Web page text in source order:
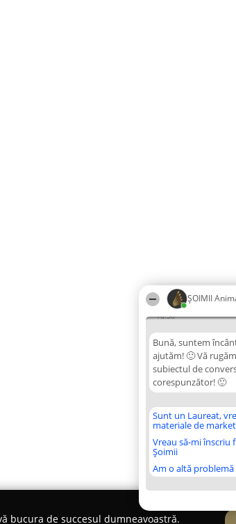
ŞOIMII
16:30
Bună, suntem
ajutăm! 🙂 Vă
subiectul de
corespunzător! 🙂
Sunt un Laureat,
materiale de
Vreau să-mi înscriu
Șoimii
Am o altă problemă
bucura de succesul dumneavoastră.